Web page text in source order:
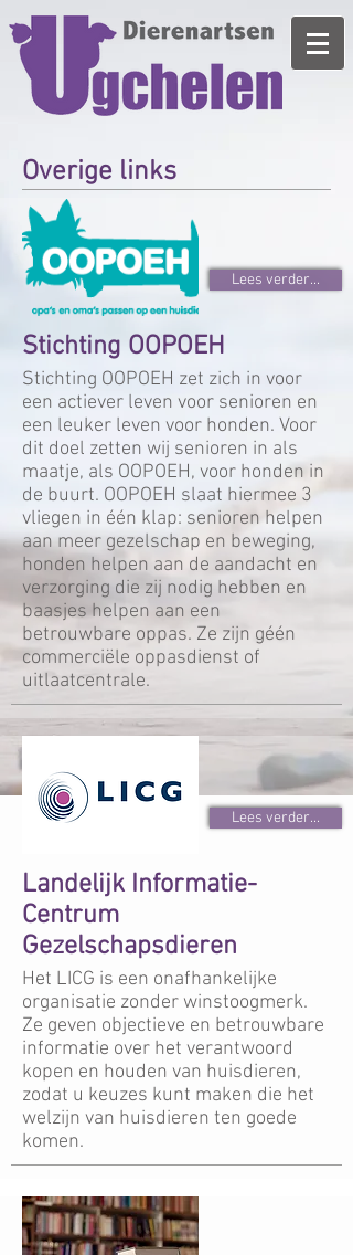
Overige links
Lees verder...
Stichting OOPOEH
Stichting OOPOEH zet zich in voor
een actiever leven voor senioren en
een leuker leven voor honden. Voor
dit doel zetten wij senioren in als
maatje, als OOPOEH, voor honden in
de buurt. OOPOEH slaat hiermee 3
vliegen in één klap: senioren helpen
aan meer gezelschap en beweging,
honden helpen aan de aandacht en
verzorging die zij nodig hebben en
baasjes helpen aan een
betrouwbare oppas. Ze zijn géén
commerciële oppasdienst of
uitlaatcentrale.
Lees verder...
Landelijk Informatie-
Centrum
Gezelschapsdieren
Het LICG is een onafhankelijke
organisatie zonder winstoogmerk.
Ze geven objectieve en betrouwbare
informatie over het verantwoord
kopen en houden van huisdieren,
zodat u keuzes kunt maken die het
welzijn van huisdieren ten goede
komen.